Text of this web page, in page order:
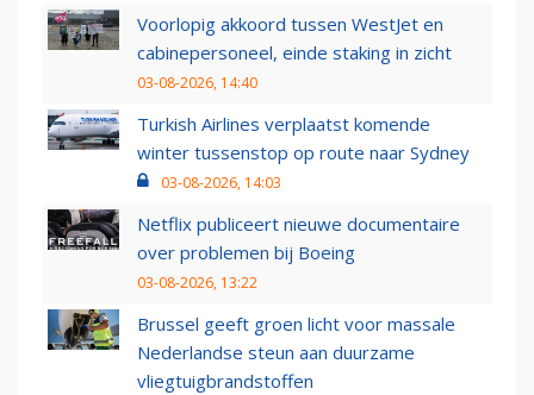
Voorlopig akkoord tussen WestJet en
cabinepersoneel, einde staking in zicht
03-08-2026, 14:40
Turkish Airlines verplaatst komende
winter tussenstop op route naar Sydney
03-08-2026, 14:03
Netflix publiceert nieuwe documentaire
over problemen bij Boeing
03-08-2026, 13:22
Brussel geeft groen licht voor massale
Nederlandse steun aan duurzame
vliegtuigbrandstoffen